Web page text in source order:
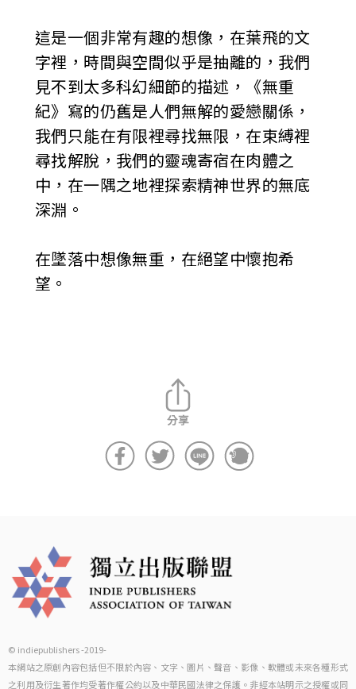
這是一個非常有趣的想像，在葉飛的文
字裡，時間與空間似乎是抽離的，我們
見不到太多科幻細節的描述，《無重
紀》寫的仍舊是人們無解的愛戀關係，
我們只能在有限裡尋找無限，在束縛裡
尋找解脫，我們的靈魂寄宿在肉體之
中，在一隅之地裡探索精神世界的無底
深淵。
在墜落中想像無重，在絕望中懷抱希
望。
© indiepublishers -2019-
本網站之原創內容包括但不限於內容、文字、圖片、聲音、影像、軟體或未來各種形式
之利用及衍生著作均受著作權公約以及中華民國法律之保護。非經本站明示之授權或同